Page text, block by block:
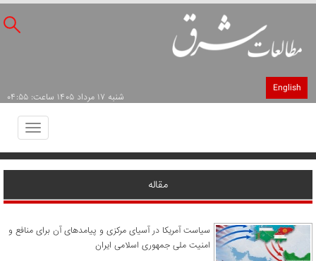
English
شنبه ۱۷ مرداد ۱۴۰۵ ساعت: ۰۴:۵۵
Toggle
مقاله
سیاست آمریکا در آسیای مرکزی و پیامدهای آن برای منافع و
امنیت ملی جمهوری اسلامی ایران